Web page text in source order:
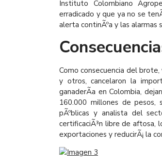
Instituto Colombiano
erradicado y que ya no se
alerta continÃºa y las alarmas
Como consecuencia del brote,
y otros, cancelaron la
ganaderÃ­a en Colombia,
160.000 millones de pesos,
pÃºblicas y analista del
certificaciÃ³n libre de aftosa,
exportaciones y reducirÃ¡ la